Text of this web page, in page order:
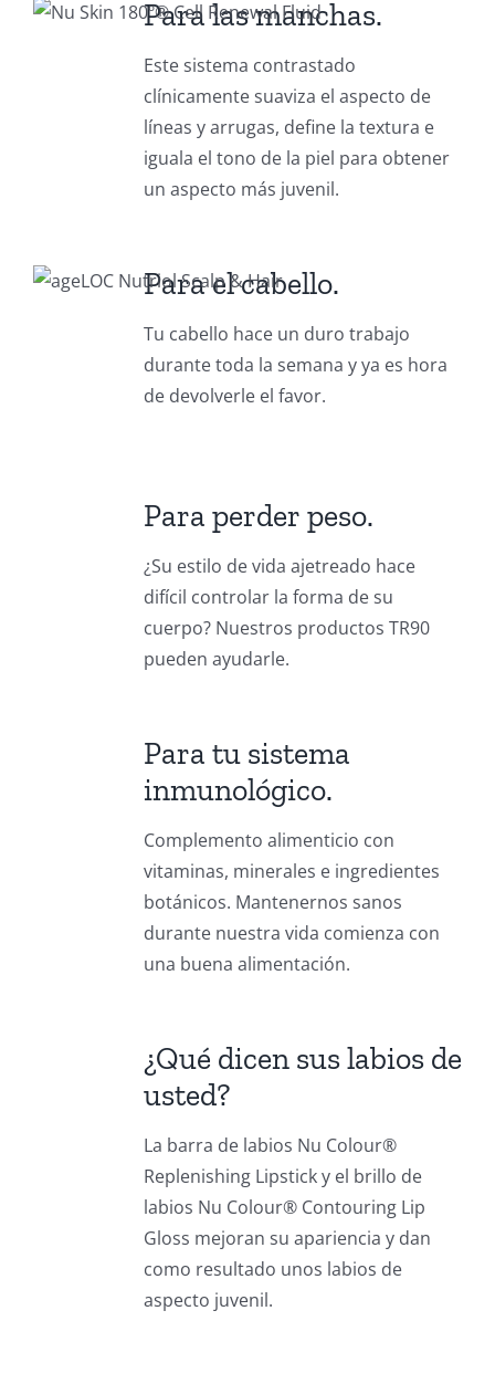
Para las manchas.
Este sistema contrastado
clínicamente suaviza el aspecto de
líneas y arrugas, define la textura e
iguala el tono de la piel para obtener
un aspecto más juvenil.
Para el cabello.
Tu cabello hace un duro trabajo
durante toda la semana y ya es hora
de devolverle el favor.
Para perder peso.
¿Su estilo de vida ajetreado hace
difícil controlar la forma de su
cuerpo? Nuestros productos TR90
pueden ayudarle.
Para tu sistema
inmunológico.
Complemento alimenticio con
vitaminas, minerales e ingredientes
botánicos. Mantenernos sanos
durante nuestra vida comienza con
una buena alimentación.
¿Qué dicen sus labios de
usted?
La barra de labios Nu Colour®
Replenishing Lipstick y el brillo de
labios Nu Colour® Contouring Lip
Gloss mejoran su apariencia y dan
como resultado unos labios de
aspecto juvenil.